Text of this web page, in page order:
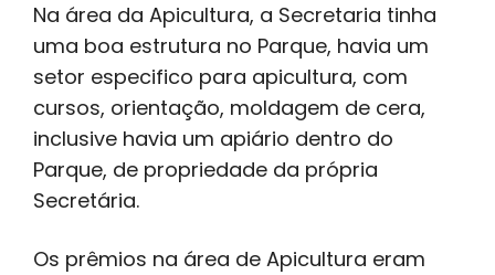
Na área da Apicultura, a Secretaria tinha
uma boa estrutura no Parque, havia um
setor especifico para apicultura, com
cursos, orientação, moldagem de cera,
inclusive havia um apiário dentro do
Parque, de propriedade da própria
Secretária.
Os prêmios na área de Apicultura eram